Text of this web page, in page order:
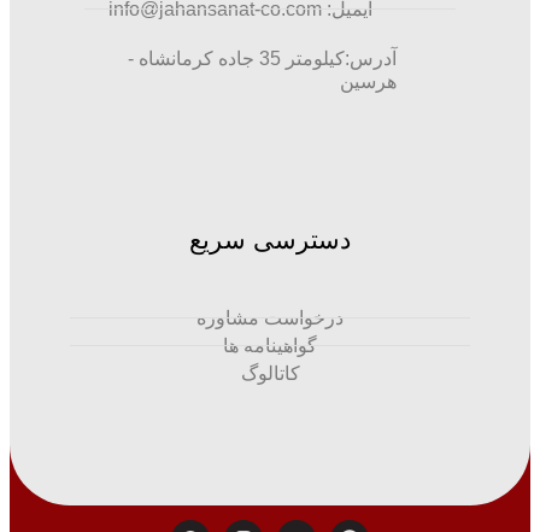
آدرس:کیلومتر 35 جاده کرمانشاه -
دسترسی سریع
درخواست مشاوره
گواهینامه ها
کاتالوگ